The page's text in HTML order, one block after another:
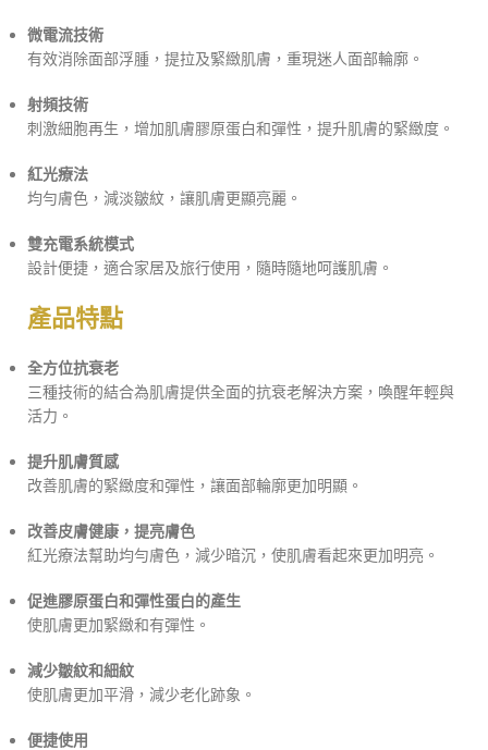
微電流技術
有效消除面部浮腫，提拉及緊緻肌膚，重現迷人面部輪廓。
射頻技術
刺激細胞再生，增加肌膚膠原蛋白和彈性，提升肌膚的緊緻度。
紅光療法
均勻膚色，減淡皺紋，讓肌膚更顯亮麗。
雙充電系統模式
設計便捷，適合家居及旅行使用，隨時隨地呵護肌膚。
產品特點
全方位抗衰老
三種技術的結合為肌膚提供全面的抗衰老解決方案，喚醒年輕與
活力。
提升肌膚質感
改善肌膚的緊緻度和彈性，讓面部輪廓更加明顯。
改善皮膚健康，提亮膚色
紅光療法幫助均勻膚色，減少暗沉，使肌膚看起來更加明亮。
促進膠原蛋白和彈性蛋白的產生
使肌膚更加緊緻和有彈性。
減少皺紋和細紋
使肌膚更加平滑，減少老化跡象。
便捷使用